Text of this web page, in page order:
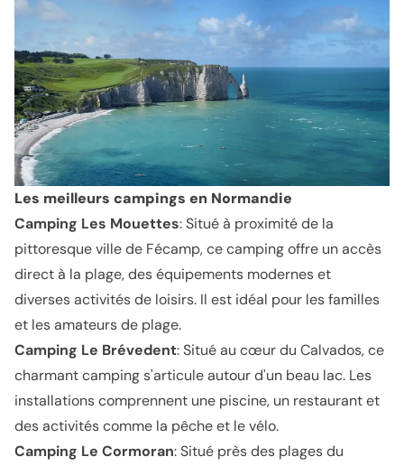
Les meilleurs campings en Normandie
Camping Les Mouettes: Situé à proximité de la
pittoresque ville de Fécamp, ce camping offre un accès
direct à la plage, des équipements modernes et
diverses activités de loisirs. Il est idéal pour les familles
et les amateurs de plage.
Camping Le Brévedent: Situé au cœur du Calvados, ce
charmant camping s'articule autour d'un beau lac. Les
installations comprennent une piscine, un restaurant et
des activités comme la pêche et le vélo.
Camping Le Cormoran: Situé près des plages du